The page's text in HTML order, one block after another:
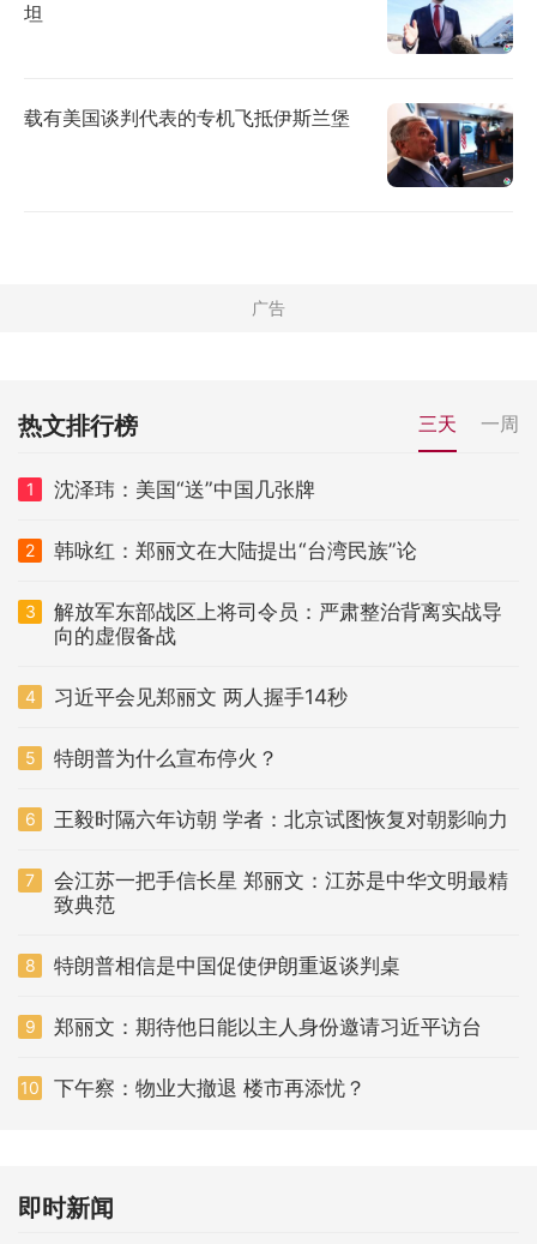
坦
载有美国谈判代表的专机飞抵伊斯兰堡
热文排行榜 三天 一周
1 沈泽玮：美国“送”中国几张牌
2 韩咏红：郑丽文在大陆提出“台湾民族”论
3
解放军东部战区上将司令员：严肃整治背离实战导
向的虚假备战
4 习近平会见郑丽文 两人握手14秒
5 特朗普为什么宣布停火？
6 王毅时隔六年访朝 学者：北京试图恢复对朝影响力
7
会江苏一把手信长星 郑丽文：江苏是中华文明最精
致典范
8 特朗普相信是中国促使伊朗重返谈判桌
9 郑丽文：期待他日能以主人身份邀请习近平访台
10 下午察：物业大撤退 楼市再添忧？
即时新闻